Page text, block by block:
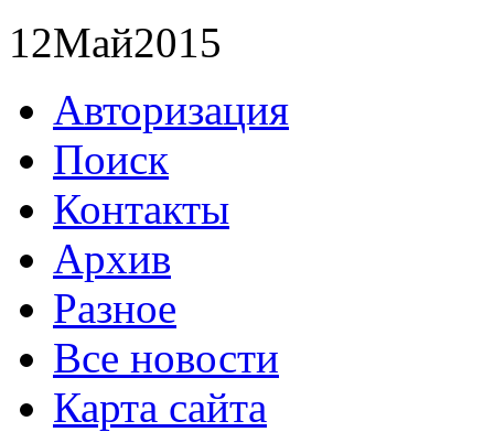
12Май2015
Авторизация
Поиск
Контакты
Архив
Разное
Все новости
Карта сайта